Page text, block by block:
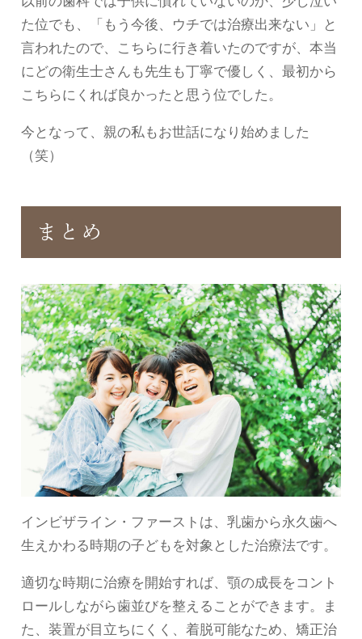
た位でも、「もう今後、ウチでは治療出来ない」と
言われたので、こちらに行き着いたのですが、本当
にどの衛生士さんも先生も丁寧で優しく、最初から
こちらにくれば良かったと思う位でした。
今となって、親の私もお世話になり始めました
（笑）
まとめ
インビザライン・ファーストは、乳歯から永久歯へ
生えかわる時期の子どもを対象とした治療法です。
適切な時期に治療を開始すれば、顎の成長をコント
ロールしながら歯並びを整えることができます。ま
た、装置が目立ちにくく、着脱可能なため、矯正治